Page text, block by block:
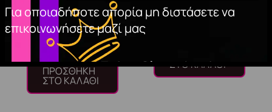
Για οποιαδήποτε απορία μη διστάσετε να
επικοινωνήσετε μαζί μας
ΝΥΧΙΩΝ (NATURAL
PINK)
8,50€
ΠΡΟΣΘΉΚΗ
ΣΤΟ ΚΑΛΆΘΙ
15ml.
ΣΤΟ ΚΑΛΆΘΙ